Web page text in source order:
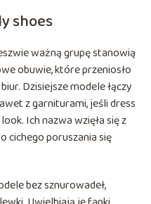
shoes
ważną grupę stanowią
obuwie, które przeniosło
Dzisiejsze modele łączy
z garniturami, jeśli dress
Ich nazwa wzięła się z
cichego poruszania się
bez sznurowadeł,